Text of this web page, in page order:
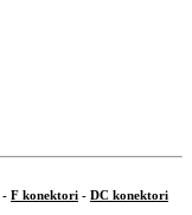
- F konektori - DC konektori